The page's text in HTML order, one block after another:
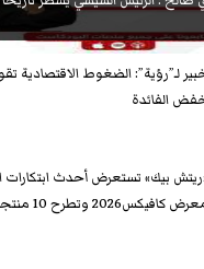
لـ”رؤية”: الضغوط الاقتصادية
الفائدة
بيك» تستعرض أحدث ابتكارات
كافيكس2026 وتطرح 10 منتجات...